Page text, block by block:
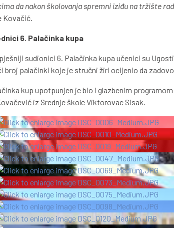
da nakon školovanja spremni iziđu na tržište
Kovačić.
6. Palačinka kupa
sudionici 6. Palačinka kupa učenici su
broj palačinki koje je stručni žiri ocijenio da
kup upotpunjen je bio i glazbenim
iz Srednje škole Viktorovac Sisak.